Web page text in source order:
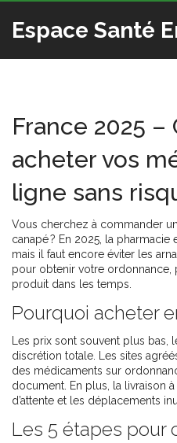
France 2025
acheter vos
ligne sans
Vous cherchez à commander
canapé ? En 2025, la
mais il faut encore éviter les
pour obtenir votre ordonnance,
produit dans les temps.
Pourquoi acheter
Les prix sont souvent plus
discrétion totale. Les sites
des médicaments sur
document. En plus, la livraison
d’attente et les déplacements
Les 5 étapes pour